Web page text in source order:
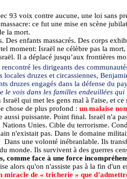
93 voix contre aucune, une loi sans
ce fut une mise en scène
la mort.
enfants massacrés. Des corps
moment: Israël ne célèbre pas la
Il a déplacé jusqu’aux frontières
les dirigeants des
locales druzes et circassiennes,
druzes engagés dans la défense du
le vois dans les familles endeuillées
qui met les gens mal à l'aise, et ce
chose de plus profond : un malaise
aussi puissante. Point final. Israël n'a
Unies. Cible du terrorisme.
n'existait pas. Dans le domaine
Dans une volonté inébranlable. Ils
monde. Ils survivent à des guerres
comme face à une force
alors qu'on n'assiste pas à la fin d'un
miracle de « tricherie » que